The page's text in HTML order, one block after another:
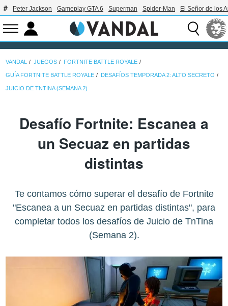
Peter Jackson Gameplay GTA 6 Superman Spider-Man El Señor de los
VANDAL JUEGOS FORTNITE BATTLE ROYALE
GUÍA FORTNITE BATTLE ROYALE DESAFÍOS TEMPORADA 2: ALTO SECRETO
JUICIO DE TNTINA (SEMANA 2)
Desafío Fortnite: Escanea a
un Secuaz en partidas
distintas
Te contamos cómo superar el desafío de Fortnite
"Escanea a un Secuaz en partidas distintas", para
completar todos los desafíos de Juicio de TnTina
(Semana 2).